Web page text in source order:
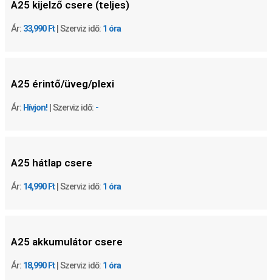
A25 kijelző csere (teljes)
Ár: 33,990 Ft| Szerviz idő: 1 óra
A25 érintő/üveg/plexi
Ár: Hívjon! | Szerviz idő: -
A25 hátlap csere
Ár: 14,990 Ft| Szerviz idő: 1 óra
A25 akkumulátor csere
Ár: 18,990 Ft| Szerviz idő: 1 óra